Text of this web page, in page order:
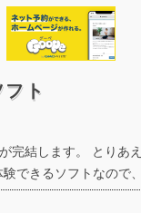
フト
完結します。 とりあ
験できるソフトなので